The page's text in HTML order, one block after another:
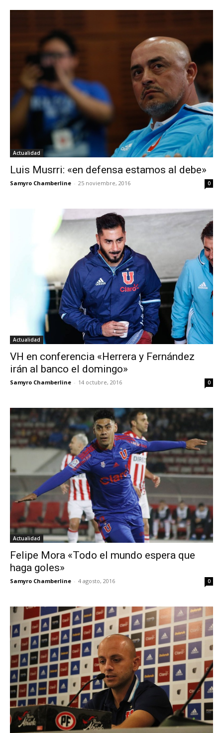
Actualidad
Luis Musrri: «en defensa estamos al debe»
Samyro Chamberline - 25 noviembre, 2016 0
Actualidad
VH en conferencia «Herrera y Fernández
irán al banco el domingo»
Samyro Chamberline - 14 octubre, 2016 0
Actualidad
Felipe Mora «Todo el mundo espera que
haga goles»
Samyro Chamberline - 4 agosto, 2016 0